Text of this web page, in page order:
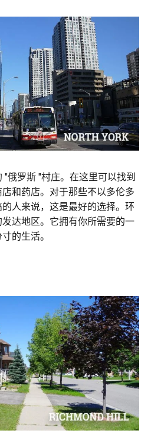
俄罗斯 "村庄。在这里可以找到
和药店。对于那些不以多伦多
人来说，这是最好的选择。环
达地区。它拥有你所需要的一
的生活。